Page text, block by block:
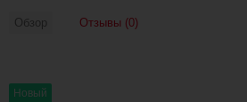
Обзор Отзывы (0)
Новый